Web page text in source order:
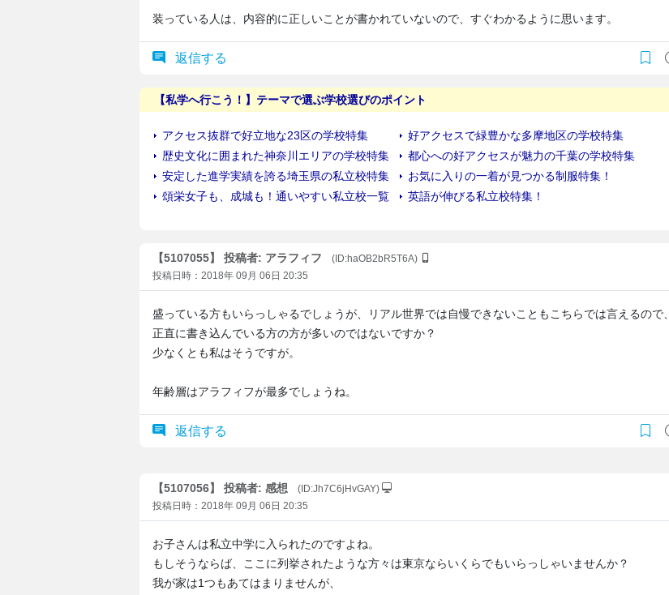
装っている人は、内容的に正しいことが書かれていないので、すぐわかるように思います。
返信する
【5107055】 投稿者: アラフィフ
(ID:haOB2bR5T6A)
投稿日時：2018年 09月 06日 20:35
盛っている方もいらっしゃるでしょうが、リアル世界では自慢できないこともこちらでは言えるので、
正直に書き込んでいる方の方が多いのではないですか？
少なくとも私はそうですが。
年齢層はアラフィフが最多でしょうね。
返信する
【5107056】 投稿者: 感想
(ID:Jh7C6jHvGAY)
投稿日時：2018年 09月 06日 20:35
お子さんは私立中学に入られたのですよね。
もしそうならば、ここに列挙されたような方々は東京ならいくらでもいらっしゃいませんか？
我が家は1つもあてはまりませんが、